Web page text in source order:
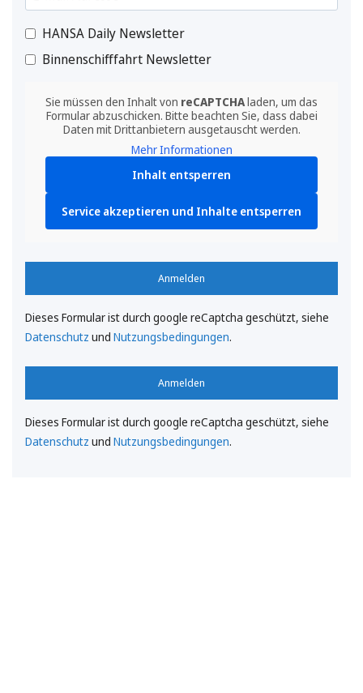
HANSA Daily Newsletter
Binnenschifffahrt Newsletter
Sie müssen den Inhalt von reCAPTCHAladen, um das
Formular abzuschicken. Bitte beachten Sie, dass dabei
Daten mit Drittanbietern ausgetauscht werden.
Mehr Informationen
Inhalt entsperren
Service akzeptieren und Inhalte entsperren
Anmelden
Dieses Formular ist durch google reCaptcha geschützt, siehe
Datenschutz und Nutzungsbedingungen.
Anmelden
Dieses Formular ist durch google reCaptcha geschützt, siehe
Datenschutz und Nutzungsbedingungen.